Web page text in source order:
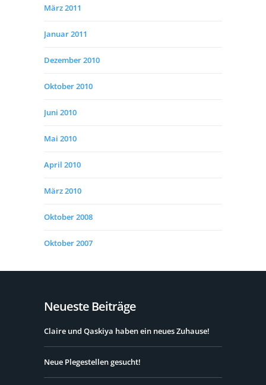
März 2011
Januar 2011
Dezember 2010
Oktober 2010
Juni 2010
Mai 2010
April 2010
März 2010
Oktober 2008
Oktober 2007
Neueste Beiträge
Claire und Qaskiya haben ein neues Zuhause!
Neue Plegestellen gesucht!